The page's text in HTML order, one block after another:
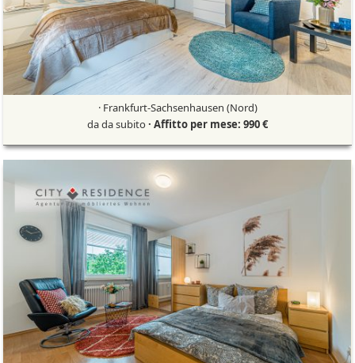
· Frankfurt-Sachsenhausen (Nord)
da da subito · Affitto per mese: 990 €